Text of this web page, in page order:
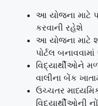
આ યોજના માટે
કરવાની રહેશે
આ યોજના માટે
પોર્ટલ
વિદ્યાર્થીઓને
વાલીના બેંક
ઉચ્ચતર
વિદ્યાર્થીઓની